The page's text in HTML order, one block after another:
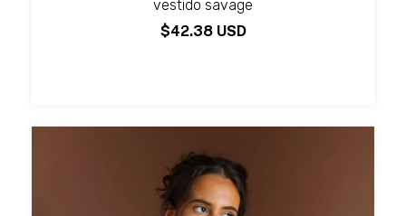
vestido savage
$42.38 USD